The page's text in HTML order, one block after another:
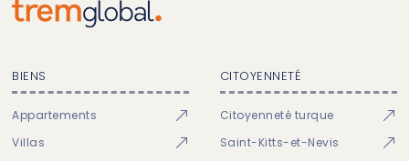
BIENS
Appartements
Villas
CITOYENNETÉ
Citoyenneté turque
Saint-Kitts-et-Nevis